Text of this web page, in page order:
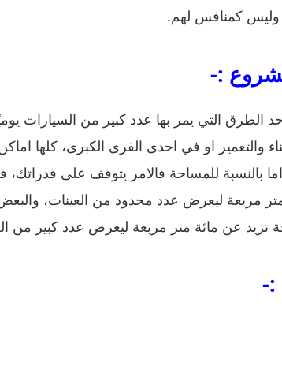
وليس كمنافس لهم.
:-
الطرق التي يمر بها عدد كبير من السيارات
والتعمير او في احدى القرى الكبرى، كلها
بالنسبة للمساحة فالامر يتوقف على
مربعة ليعرض عدد محدود من العينات،
تزيد عن مائة متر مربعة ليعرض عدد كبير من
:-